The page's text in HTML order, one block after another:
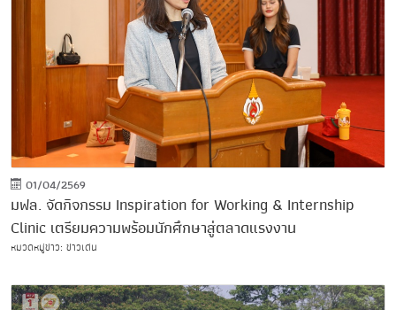
01/04/2569
มฟล. จัดกิจกรรม Inspiration for Working & Internship
Clinic เตรียมความพร้อมนักศึกษาสู่ตลาดแรงงาน
หมวดหมู่ข่าว: ข่าวเด่น